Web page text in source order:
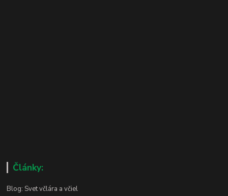
Články:
Blog: Svet včlára a včiel